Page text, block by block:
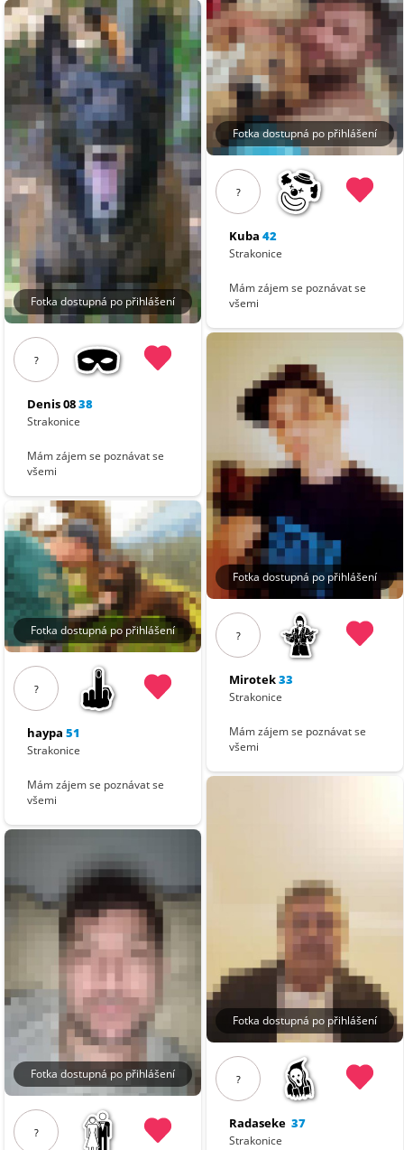
Fotka dostupná po přihlášení
?
Denis 0838
Strakonice
Mám zájem se poznávat se
všemi
Fotka dostupná po přihlášení
?
haypa 51
Strakonice
Mám zájem se poznávat se
všemi
Fotka dostupná po přihlášení
?
Fotka dostupná po přihlášení
?
Kuba 42
Strakonice
Mám zájem se poznávat se
všemi
Fotka dostupná po přihlášení
?
Mirotek33
Strakonice
Mám zájem se poznávat se
všemi
Fotka dostupná po přihlášení
?
Radaseke 37
Strakonice